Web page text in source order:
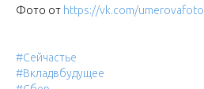
Фото от https://vk.com/umerovafoto
#Сейчастье
#Вкладвбудущее